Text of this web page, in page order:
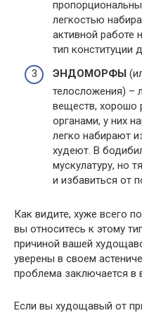
легкостью
активной работе
тип конституции
ЭНДОМОРФЫ
телосложения)
веществ, хорошо
органами, у них
легко набирают
худеют. В
мускулатуру, но
и избавиться от
Как видите, хуже всего
вы относитесь к этому
причиной вашей
уверены в своем
проблема заключается в
Если вы худощавый от